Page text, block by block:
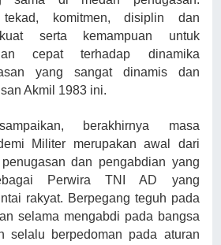
komitmen, disiplin dan
serta kemampuan untuk
cepat terhadap dinamika
yang sangat dinamis dan
Akmil 1983 ini.
berakhirnya masa
Militer merupakan awal dari
dan pengabdian yang
Perwira TNI AD yang
rakyat. Berpegang teguh pada
selama mengabdi pada bangsa
selalu berpedoman pada aturan